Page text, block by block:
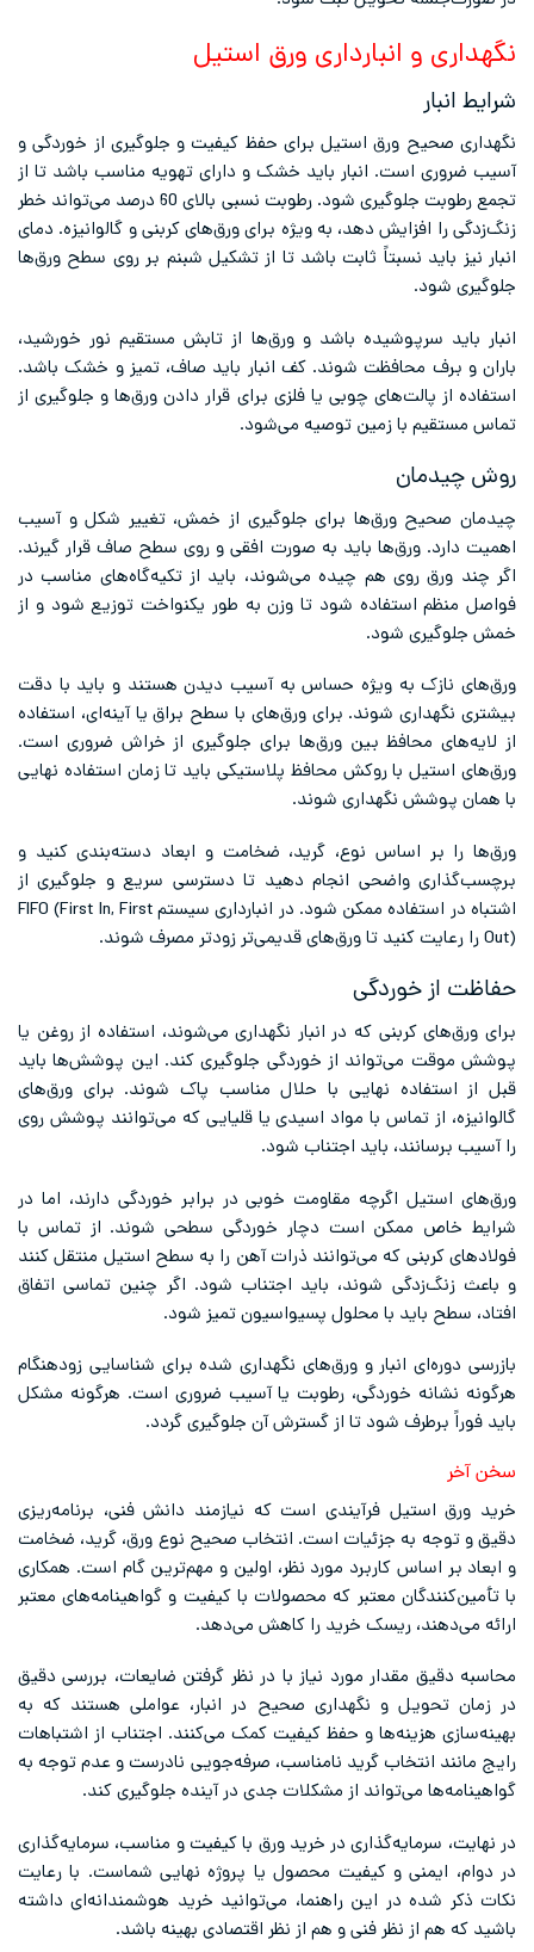
نگهداری و انبارداری ورق استیل
شرایط انبار
نگهداری صحیح ورق استیل برای حفظ کیفیت و جلوگیری از خوردگی و
آسیب ضروری است. انبار باید خشک و دارای تهویه مناسب باشد تا از
تجمع رطوبت جلوگیری شود. رطوبت نسبی بالای 60 درصد می‌تواند خطر
زنگ‌زدگی را افزایش دهد، به ویژه برای ورق‌های کربنی و گالوانیزه. دمای
انبار نیز باید نسبتاً ثابت باشد تا از تشکیل شبنم بر روی سطح ورق‌ها
جلوگیری شود.
انبار باید سرپوشیده باشد و ورق‌ها از تابش مستقیم نور خورشید،
باران و برف محافظت شوند. کف انبار باید صاف، تمیز و خشک باشد.
استفاده از پالت‌های چوبی یا فلزی برای قرار دادن ورق‌ها و جلوگیری از
تماس مستقیم با زمین توصیه می‌شود.
روش چیدمان
چیدمان صحیح ورق‌ها برای جلوگیری از خمش، تغییر شکل و آسیب
اهمیت دارد. ورق‌ها باید به صورت افقی و روی سطح صاف قرار گیرند.
اگر چند ورق روی هم چیده می‌شوند، باید از تکیه‌گاه‌های مناسب در
فواصل منظم استفاده شود تا وزن به طور یکنواخت توزیع شود و از
خمش جلوگیری شود.
ورق‌های نازک به ویژه حساس به آسیب دیدن هستند و باید با دقت
بیشتری نگهداری شوند. برای ورق‌های با سطح براق یا آینه‌ای، استفاده
از لایه‌های محافظ بین ورق‌ها برای جلوگیری از خراش ضروری است.
ورق‌های استیل با روکش محافظ پلاستیکی باید تا زمان استفاده نهایی
با همان پوشش نگهداری شوند.
ورق‌ها را بر اساس نوع، گرید، ضخامت و ابعاد دسته‌بندی کنید و
برچسب‌گذاری واضحی انجام دهید تا دسترسی سریع و جلوگیری از
اشتباه در استفاده ممکن شود. در انبارداری سیستم FIFO (First In, First
Out) را رعایت کنید تا ورق‌های قدیمی‌تر زودتر مصرف شوند.
حفاظت از خوردگی
برای ورق‌های کربنی که در انبار نگهداری می‌شوند، استفاده از روغن یا
پوشش موقت می‌تواند از خوردگی جلوگیری کند. این پوشش‌ها باید
قبل از استفاده نهایی با حلال مناسب پاک شوند. برای ورق‌های
گالوانیزه، از تماس با مواد اسیدی یا قلیایی که می‌توانند پوشش روی
را آسیب برسانند، باید اجتناب شود.
ورق‌های استیل اگرچه مقاومت خوبی در برابر خوردگی دارند، اما در
شرایط خاص ممکن است دچار خوردگی سطحی شوند. از تماس با
فولادهای کربنی که می‌توانند ذرات آهن را به سطح استیل منتقل کنند
و باعث زنگ‌زدگی شوند، باید اجتناب شود. اگر چنین تماسی اتفاق
افتاد، سطح باید با محلول پسیواسیون تمیز شود.
بازرسی دوره‌ای انبار و ورق‌های نگهداری شده برای شناسایی زودهنگام
هرگونه نشانه خوردگی، رطوبت یا آسیب ضروری است. هرگونه مشکل
باید فوراً برطرف شود تا از گسترش آن جلوگیری گردد.
سخن آخر
خرید ورق استیل فرآیندی است که نیازمند دانش فنی، برنامه‌ریزی
دقیق و توجه به جزئیات است. انتخاب صحیح نوع ورق، گرید، ضخامت
و ابعاد بر اساس کاربرد مورد نظر، اولین و مهم‌ترین گام است. همکاری
با تأمین‌کنندگان معتبر که محصولات با کیفیت و گواهینامه‌های معتبر
ارائه می‌دهند، ریسک خرید را کاهش می‌دهد.
محاسبه دقیق مقدار مورد نیاز با در نظر گرفتن ضایعات، بررسی دقیق
در زمان تحویل و نگهداری صحیح در انبار، عواملی هستند که به
بهینه‌سازی هزینه‌ها و حفظ کیفیت کمک می‌کنند. اجتناب از اشتباهات
رایج مانند انتخاب گرید نامناسب، صرفه‌جویی نادرست و عدم توجه به
گواهینامه‌ها می‌تواند از مشکلات جدی در آینده جلوگیری کند.
در نهایت، سرمایه‌گذاری در خرید ورق با کیفیت و مناسب، سرمایه‌گذاری
در دوام، ایمنی و کیفیت محصول یا پروژه نهایی شماست. با رعایت
نکات ذکر شده در این راهنما، می‌توانید خرید هوشمندانه‌ای داشته
باشید که هم از نظر فنی و هم از نظر اقتصادی بهینه باشد.